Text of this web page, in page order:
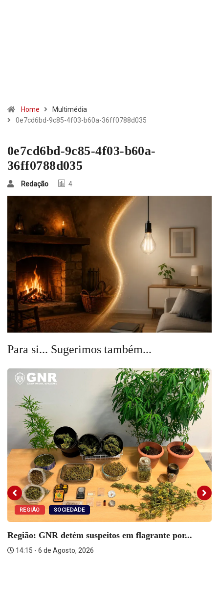
Home
Multimédia
0e7cd6bd-9c85-4f03-b60a-36ff0788d035
0e7cd6bd-9c85-4f03-b60a-
36ff0788d035
Redação 4
Para si... Sugerimos também...
REGIÃO SOCIEDADE
Região: GNR detém suspeitos em flagrante por...
14:15 - 6 de Agosto, 2026